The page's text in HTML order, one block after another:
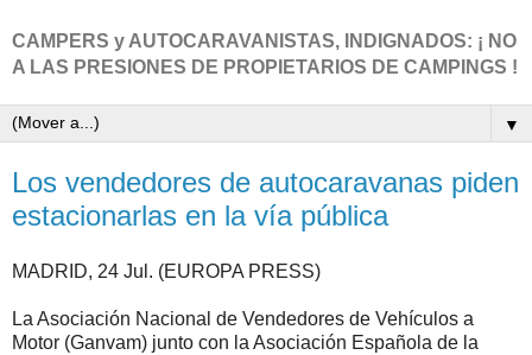
CAMPERS y AUTOCARAVANISTAS, INDIGNADOS: ¡ NO
A LAS PRESIONES DE PROPIETARIOS DE CAMPINGS !
▼
Los vendedores de autocaravanas piden
estacionarlas en la vía pública
MADRID, 24 Jul. (EUROPA PRESS)
La Asociación Nacional de Vendedores de Vehículos a
Motor (Ganvam) junto con la Asociación Española de la